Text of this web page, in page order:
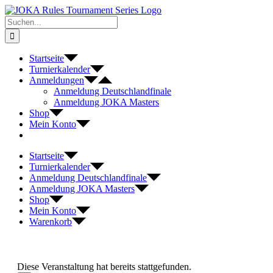
Zum
Inhalt
springen
Suche
nach:
Startseite
Turnierkalender
Anmeldungen
Anmeldung Deutschlandfinale
Anmeldung JOKA Masters
Shop
Mein Konto
Startseite
Turnierkalender
Anmeldung Deutschlandfinale
Anmeldung JOKA Masters
Shop
Mein Konto
Warenkorb
Diese Veranstaltung hat bereits stattgefunden.